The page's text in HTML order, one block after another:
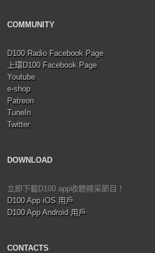
COMMUNITY
D100 Radio Facebook Page
上環D100 Facebook Page
Youtube
e-shop
Patreon
TuneIn
Twitter
DOWNLOAD
立即下載D100 app收聽精采節目！
D100 App iOS 用戶
D100 App Android 用戶
CONTACTS